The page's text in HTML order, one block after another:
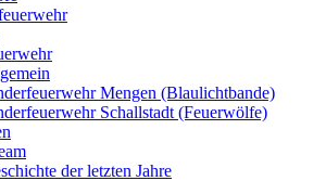
Mengen (Blaulichtbande)
Schallstadt (Feuerwölfe)
der letzten Jahre